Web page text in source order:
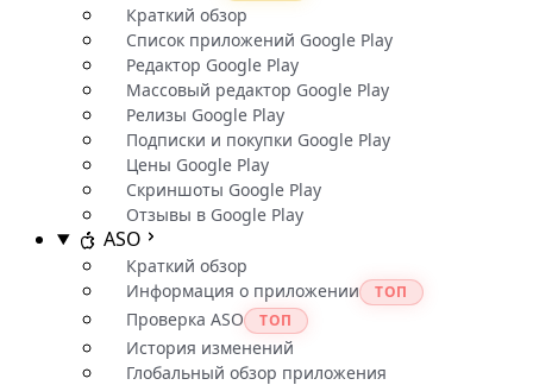
Краткий обзор
Список приложений Google Play
Редактор Google Play
Массовый редактор Google Play
Релизы Google Play
Подписки и покупки Google Play
Цены Google Play
Скриншоты Google Play
Отзывы в Google Play
ASO
Краткий обзор
Информация о приложении
ТОП
Проверка ASO ТОП
История изменений
Глобальный обзор приложения